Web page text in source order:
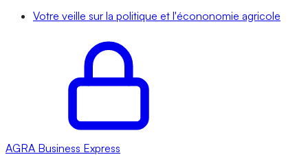
Votre veille sur la politique et l'écononomie agricole
AGRA Business Express